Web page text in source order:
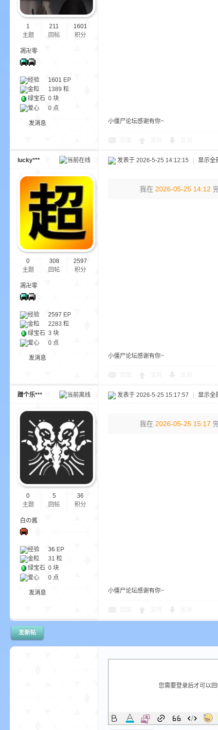
世
1
主题
211
回帖
1601
积分
凋卍零
经验 1601 EP
金粒
1389 粒
绿宝石 0 块
爱心
0 点
发消息 小僵尸论坛感谢有你~
lucky***
0
主题
308
回帖
2597
积分
凋卍零
经验 2597 EP
金粒
2283 粒
绿宝石 3 块
爱心
0 点
发消息
发表于 2026-5-25 14:12:15 显示全
我在 2026-05-25 14:12
小僵尸论坛感谢有你~
蹭个乐***
0
主题
5
回帖
36
积分
白の酱
经验 36 EP
金粒
31 粒
绿宝石 0 块
爱心
0 点
发消息
发表于 2026-5-25 15:17:57 显示全
我在 2026-05-25 15:17
小僵尸论坛感谢有你~
发新帖
您需要登录后才可以